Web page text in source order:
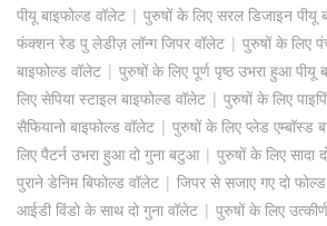
पीयू बाइफोल्ड वॉलेट | पुरुषों के लिए सरल डिजाइन पीयू
फंक्शन रेड पु लेडीज़ लॉन्ग जिपर वॉलेट | पुरुषों के लिए
बाइफोल्ड वॉलेट | पुरुषों के लिए पूर्ण पृष्ठ उभरा हुआ पीयू
लिए सेपिया स्टाइल बाइफोल्ड वॉलेट | पुरुषों के लिए
सैफियानो बाइफोल्ड वॉलेट | पुरुषों के लिए प्लेड एम्बॉस्ड
लिए पैटर्न उभरा हुआ दो गुना बटुआ| पुरुषों के लिए सादा
पुराने डेनिम बिफोल्ड वॉलेट | जिपर से सजाए गए दो
आईडी विंडो के साथ दो गुना वॉलेट | पुरुषों के लिए